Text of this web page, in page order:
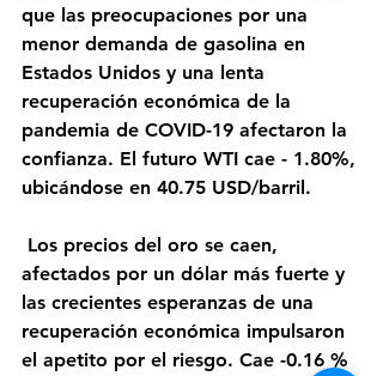
que las preocupaciones por una
menor demanda de gasolina en
Estados Unidos y una lenta
recuperación económica de la
pandemia de COVID-19 afectaron la
confianza. El futuro WTI cae - 1.80%,
ubicándose en 40.75 USD/barril.
afectados por un dólar más fuerte y
las crecientes esperanzas de una
recuperación económica impulsaron
el apetito por el riesgo. Cae -0.16 %